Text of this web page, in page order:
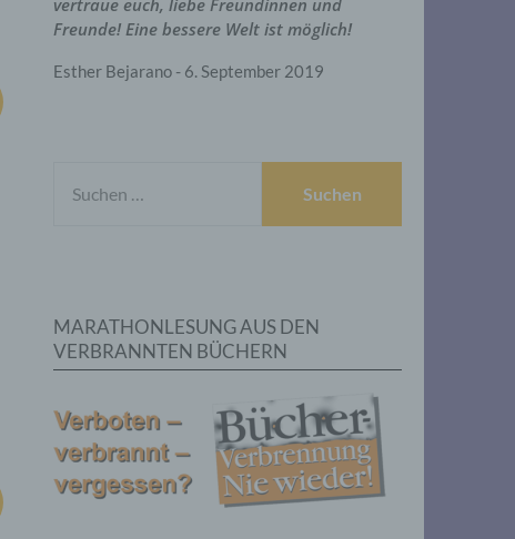
vertraue euch, liebe Freundinnen und
Freunde! Eine bessere Welt ist möglich!
Esther Bejarano - 6. September 2019
NACH:
MARATHONLESUNG AUS DEN
VERBRANNTEN BÜCHERN